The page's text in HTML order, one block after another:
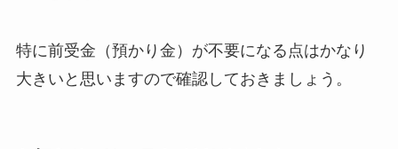
特に前受金（預かり金）が不要になる点はかなり
大きいと思いますので確認しておきましょう。